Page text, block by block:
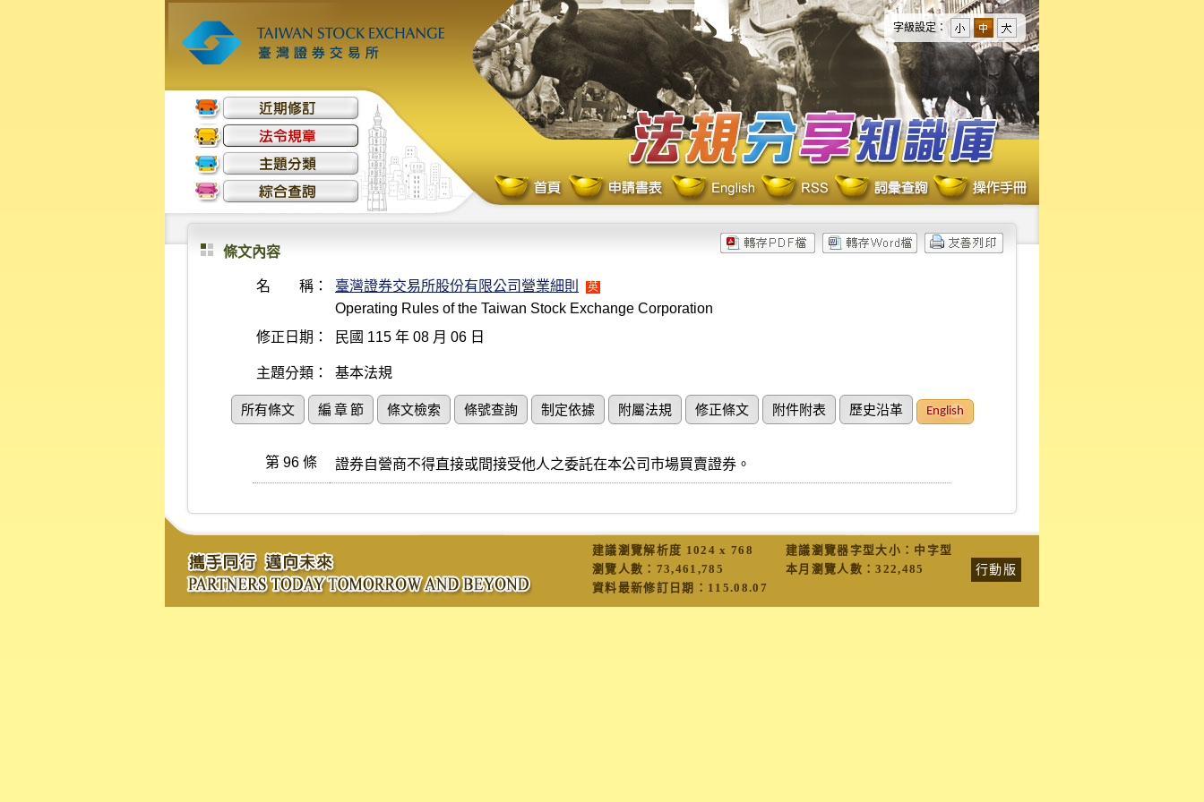
字級設定：
條文內容
名 稱： 臺灣證券交易所股份有限公司營業細則 英
Operating Rules of the Taiwan Stock Exchange Corporation
修正日期：
民國 115 年 08 月 06 日
主題分類： 基本法規
所有條文 編 章 節 條文檢索 條號查詢 制定依據 附屬法規 修正條文 附件附表 歷史沿革 English
第 96 條 證券自營商不得直接或間接受他人之委託在本公司市場買賣證券。
建議瀏覽解析度 1024 x 768 建議瀏覽器字型大小：中字型
行動版
瀏覽人數： 73,461,785 本月瀏覽人數：322,485
資料最新修訂日期： 115.08.07